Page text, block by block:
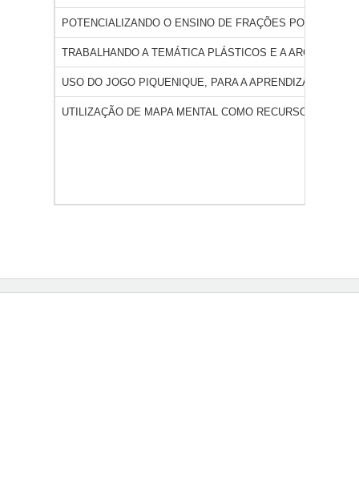
POTENCIALIZANDO O ENSINO DE FRAÇÕES POR MEIO
TRABALHANDO A TEMÁTICA PLÁSTICOS E A
USO DO JOGO PIQUENIQUE, PARA A APRENDIZAGEM DE
UTILIZAÇÃO DE MAPA MENTAL COMO RECURSO